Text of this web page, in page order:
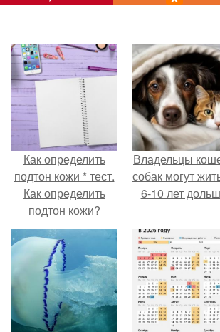
Как определить
подтон кожи * тест.
Как определить
подтон кожи?
Владельцы
собак могут
6-10 лет